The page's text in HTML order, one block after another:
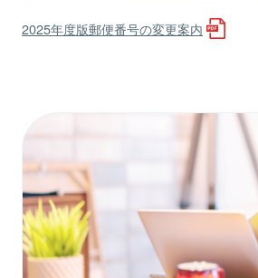
2025年度版郵便番号の変更案内